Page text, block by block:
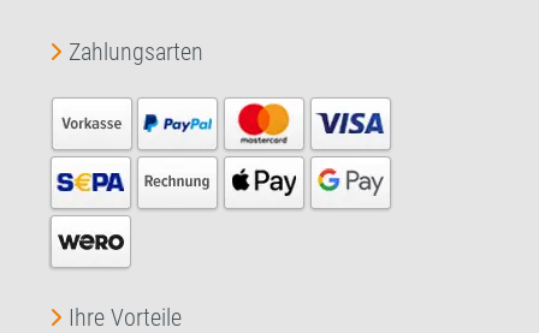
Zahlungsarten
Ihre Vorteile